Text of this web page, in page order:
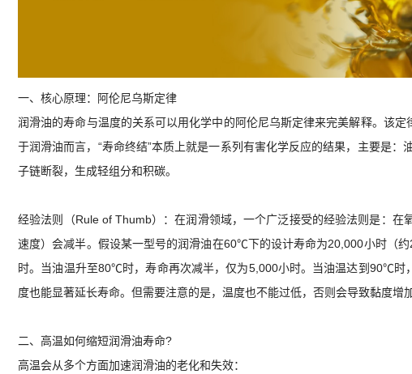
一、核心原理：阿伦尼乌斯定律
润滑油的寿命与温度的关系可以用化学中的阿伦尼乌斯定律来完美解释。该
于润滑油而言，“寿命终结”本质上就是一系列有害化学反应的结果，主要是
子链断裂，生成轻组分和积碳。
经验法则（Rule of Thumb）：在润滑领域，一个广泛接受的经验法则是：
速度）会减半。假设某一型号的润滑油在60℃下的设计寿命为20,000小时（
时。当油温升至80℃时，寿命再次减半，仅为5,000小时。当油温达到90℃时
度也能显著延长寿命。但需要注意的是，温度也不能过低，否则会导致黏度增
二、高温如何缩短润滑油寿命?
高温会从多个方面加速润滑油的老化和失效：